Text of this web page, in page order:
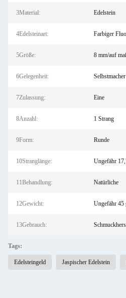
3Material: Edelstein
4Edelsteinart: Farbiger
5Größe: 8 mm/auf
6Gelegenheit: Selbstmacher
7Zulassung: Eine
8Anzahl: 1 Strang
9Form: Runde
10Stranglänge: Ungefähr
11Behandlung: Natürliche
12Gewicht: Ungefähr 45
13Gebrauch:
Tags:
Edelsteingeld Jaspischer Edelstein